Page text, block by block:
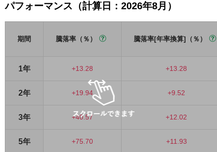
パフォーマンス（計算日：2026年8月）
期間 騰落率（％） 騰落率[年率換算]（％）
1年 +13.28 +13.28
2年 +19.94 +9.52
3年 +40.57 +12.02
5年 +75.70 +11.93